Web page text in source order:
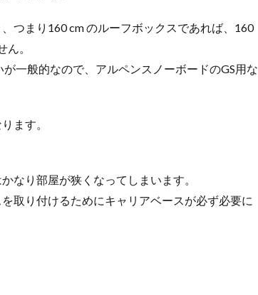
つまり160 cm のルーフボックスであれば、160
。
一般的なので、アルペンスノーボードのGS用な
ます。
なり部屋が狭くなってしまいます。
取り付けるためにキャリアベースが必ず必要に